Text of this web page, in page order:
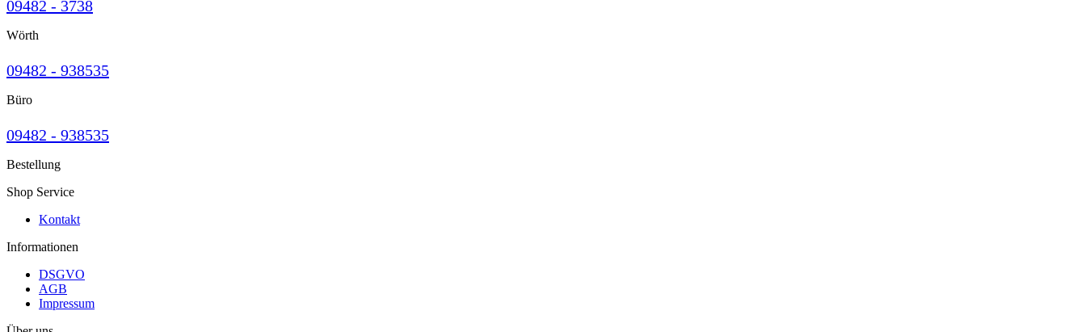
09482 - 3738
Wörth
09482 - 938535
Büro
09482 - 938535
Bestellung
Shop Service
Kontakt
Informationen
DSGVO
AGB
Impressum